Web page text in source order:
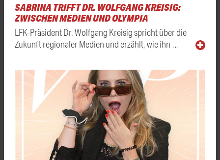
SABRINA TRIFFT DR. WOLFGANG KREISIG:
ZWISCHEN MEDIEN UND OLYMPIA
LFK-Präsident Dr. Wolfgang Kreisig spricht über die
Zukunft regionaler Medien und erzählt, wie ihn …